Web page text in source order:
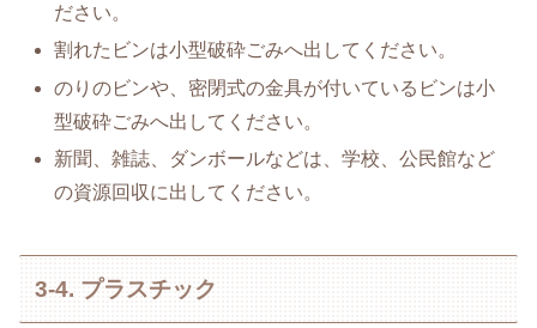
ださい。
割れたビンは小型破砕ごみへ出してください。
のりのビンや、密閉式の金具が付いているビンは小
型破砕ごみへ出してください。
新聞、雑誌、ダンボールなどは、学校、公民館など
の資源回収に出してください。
3-4. プラスチック